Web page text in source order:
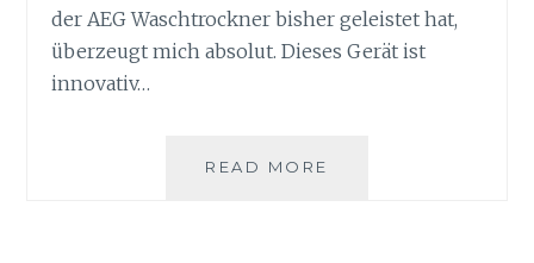
der AEG Waschtrockner bisher geleistet hat,
überzeugt mich absolut. Dieses Gerät ist
innovativ…
READ MORE